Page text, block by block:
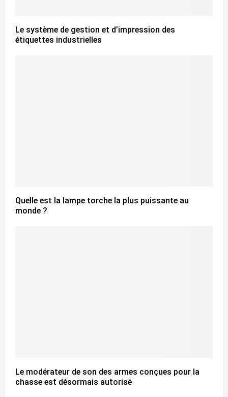
Le système de gestion et d’impression des
étiquettes industrielles
Quelle est la lampe torche la plus puissante au
monde ?
Le modérateur de son des armes conçues pour la
chasse est désormais autorisé